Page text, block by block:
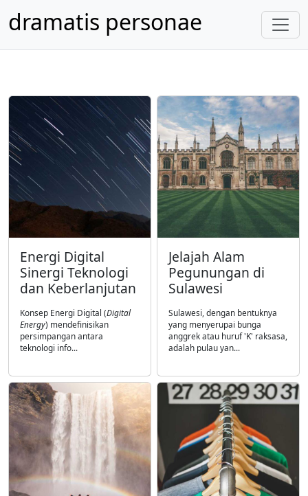
dramatis personae
Energi Digital
Sinergi Teknologi
dan Keberlanjutan
Konsep Energi Digital (Digital
Energy) mendefinisikan
persimpangan antara
teknologi info...
Jelajah Alam
Pegunungan di
Sulawesi
Sulawesi, dengan bentuknya
yang menyerupai bunga
anggrek atau huruf 'K' raksasa,
adalah pulau yan...